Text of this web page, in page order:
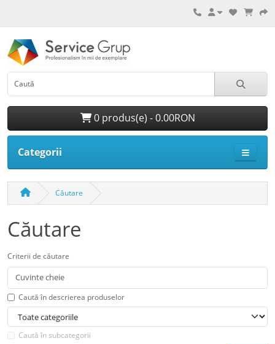
0 produs(e) - 0.00RON
Categorii
Căutare
Căutare
Criterii de căutare
Caută în descrierea produselor
Caută în subcategorii